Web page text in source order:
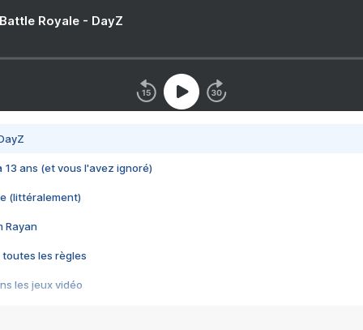
Royale - DayZ
13 ans (et vous l'avez ignoré)
(littéralement)
Rayan
toutes les règles
les jeux vidéo